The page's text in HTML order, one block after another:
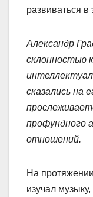
развиваться в
Александр
склонностью
сказались на
профундного
отношений.
На
изучал